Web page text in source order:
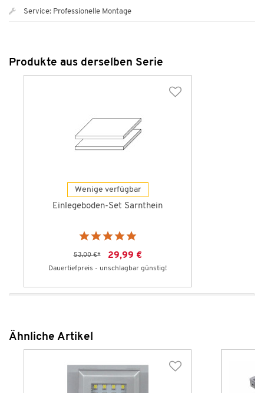
Service: Professionelle Montage
Produkte aus derselben Serie
Wenige verfügbar
Einlegeboden-Set Sarnthein
53,00 €* 29,99 €
Dauertiefpreis - unschlagbar günstig!
Ähnliche Artikel